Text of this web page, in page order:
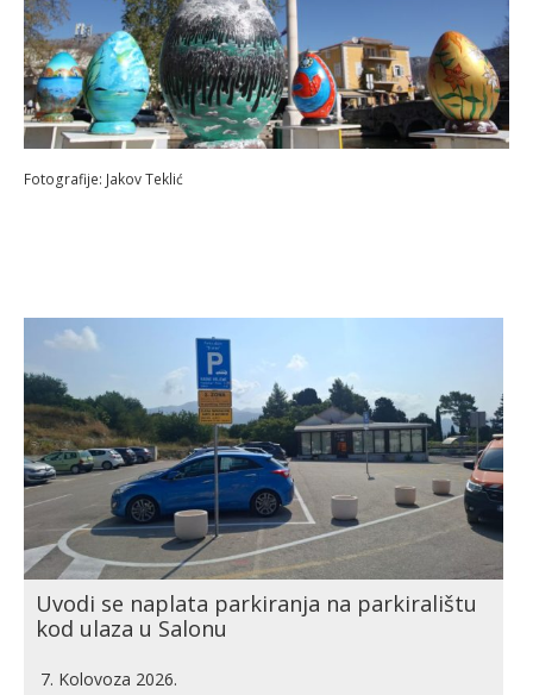
Fotografije: Jakov Teklić
Uvodi se naplata parkiranja na parkiralištu
kod ulaza u Salonu
7. Kolovoza 2026.